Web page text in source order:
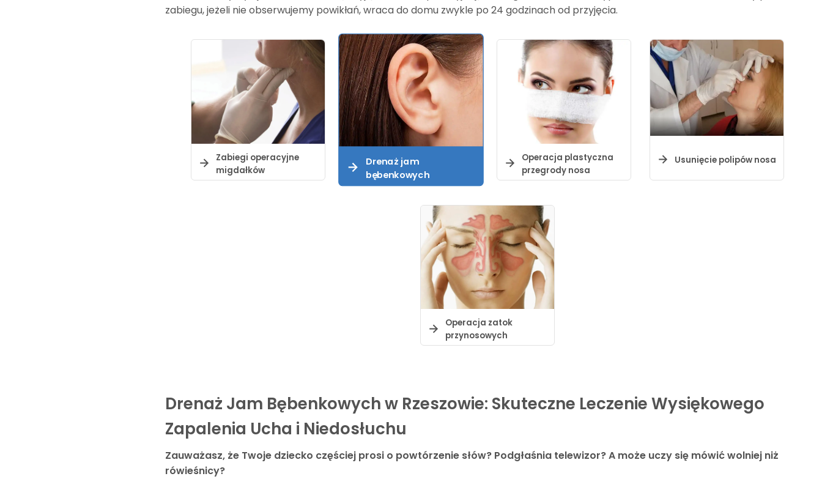
zabiegu, jeżeli nie obserwujemy powikłań, wraca do domu zwykle po 24 godzinach od przyjęcia.
Zabiegi operacyjne
migdałków
Drenaż jam
bębenkowych
Operacja plastyczna
przegrody nosa
Usunięcie polipów nosa
Operacja zatok
przynosowych
Drenaż Jam Bębenkowych w Rzeszowie: Skuteczne Leczenie Wysiękowego
Zapalenia Ucha i Niedosłuchu
Zauważasz, że Twoje dziecko częściej prosi o powtórzenie słów? Podgłaśnia telewizor? A może uczy się mówić wolniej niż
rówieśnicy?